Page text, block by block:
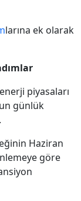
larına ek olarak
piyasaları
günlük
Haziran
göre